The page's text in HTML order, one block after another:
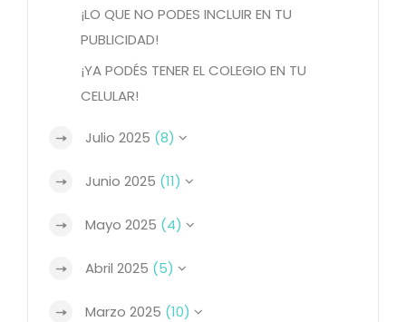
¡LO QUE NO PODES INCLUIR EN TU
PUBLICIDAD!
¡YA PODÉS TENER EL COLEGIO EN TU
CELULAR!
Julio 2025 (8)
Junio 2025 (11)
Mayo 2025 (4)
Abril 2025 (5)
Marzo 2025 (10)